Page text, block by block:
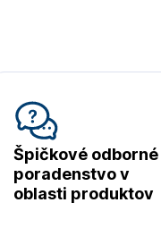
Špičkové odborné
poradenstvo v
oblasti produktov